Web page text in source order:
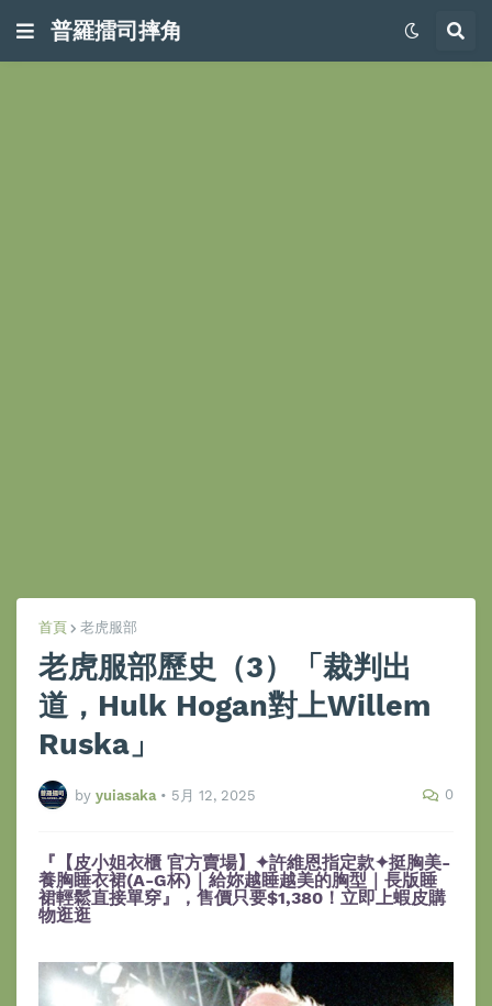
普羅擂司摔角
首頁 老虎服部
老虎服部歷史（3）「裁判出
道，Hulk Hogan對上Willem
Ruska」
by yuiasaka • 5月 12, 2025 0
『【皮小姐衣櫃 官方賣場】✦許維恩指定款✦挺胸美-
養胸睡衣裙(A-G杯)｜給妳越睡越美的胸型｜長版睡
裙輕鬆直接單穿』，售價只要$1,380！立即上蝦皮購
物逛逛